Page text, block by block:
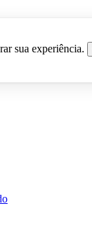
sua experiência.